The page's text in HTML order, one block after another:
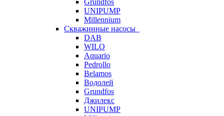
Grundfos
UNIPUMP
Millennium
Скважинные насосы
DAB
WILO
Aquario
Pedrollo
Belamos
Водолей
Grundfos
Джилекс
UNIPUMP